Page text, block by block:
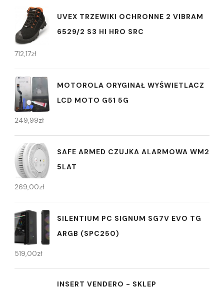
UVEX TRZEWIKI OCHRONNE 2 VIBRAM
6529/2 S3 HI HRO SRC
712,17zł
MOTOROLA ORYGINAŁ WYŚWIETLACZ
LCD MOTO G51 5G
249,99zł
SAFE ARMED CZUJKA ALARMOWA WM2
5LAT
269,00zł
SILENTIUM PC SIGNUM SG7V EVO TG
ARGB (SPC250)
519,00zł
INSERT VENDERO - SKLEP